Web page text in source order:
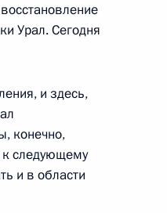
Правовая и
техническая
информация
Урал. Сегодня
и здесь,
конечно,
к следующему
и в области